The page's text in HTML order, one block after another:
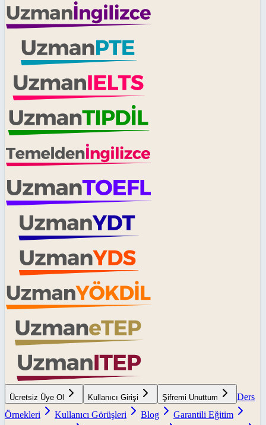
Ücretsiz Üye Ol Kullanıcı Girişi Şifremi Unuttum
Ders
Örnekleri
Kullanıcı Görüşleri Blog
Garantili Eğitim